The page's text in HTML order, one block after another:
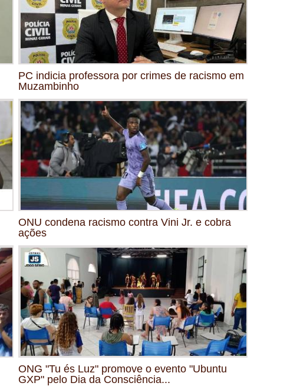
PC indicia professora por crimes de racismo em
Muzambinho
ONU condena racismo contra Vini Jr. e cobra
ações
ONG "Tu és Luz" promove o evento "Ubuntu
GXP" pelo Dia da Consciência...